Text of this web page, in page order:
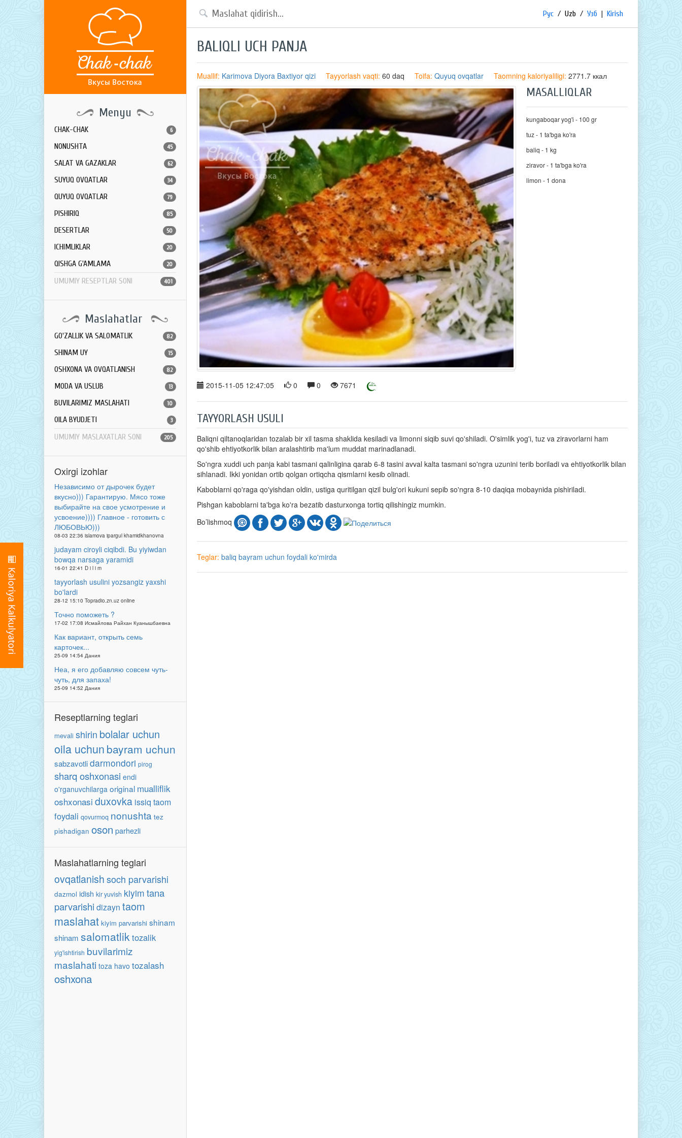
Menyu
CHAK-CHAK 6
NONUSHTA 45
SALAT VA GAZAKLAR 62
SUYUQ OVQATLAR 34
QUYUQ OVQATLAR 79
PISHIRIQ 85
DESERTLAR 50
ICHIMLIKLAR 20
QISHGA G'AMLAMA 20
UMUMIY RESEPTLAR SONI 401
Maslahatlar
GO'ZALLIK VA SALOMATLIK 82
SHINAM UY 15
OSHXONA VA OVQATLANISH 82
MODA VA USLUB 13
BUVILARIMIZ MASLAHATI 10
OILA BYUDJETI 3
UMUMIY MASLAXATLAR SONI 205
Oxirgi izohlar
Независимо от дырочек будет
вкусно))) Гарантирую. Мясо тоже
выбирайте на свое усмотрение и
усвоение)))) Главное - готовить с
ЛЮБОВЬЮ)))
08-03 22:36 islamova ipargul khamidkhanovna
judayam ciroyli ciqibdi. Bu yiyiwdan
bowqa narsaga yaramidi
16-01 22:41 D i l i m
tayyorlash usulini yozsangiz yaxshi
bo'lardi
28-12 15:10 Topradio.zn.uz online
Точно поможеть ?
17-02 17:08 Исмайлова Райхан Куанышбаевна
Как вариант, открыть семь
карточек...
25-09 14:54 Дания
Неа, я его добавляю совсем чуть-
чуть, для запаха!
25-09 14:52 Дания
Reseptlarning teglari
mevali shirin bolalar uchun
oila uchun bayram uchun
sabzavotlidarmondori pirog
sharq oshxonasi endi
o'rganuvchilarga original mualliflik
oshxonasi duxovka issiq taom
foydali qovurmoq nonushta tez
pishadigan oson parhezli
Maslahatlarning teglari
ovqatlanishsoch parvarishi
dazmol idish kir yuvish kiyim tana
parvarishi dizayn taom
maslahat kiyim parvarishi shinam
shinam salomatliktozalik
yig'ishtirish buvilarimiz
maslahati toza havo tozalash
oshxona
Рус / Uzb / Узб | Kirish
BALIQLI UCH PANJA
Muallif: Karimova Diyora Baxtiyor qizi Tayyorlash vaqti: 60 daq Toifa: Quyuq ovqatlar Taomning kaloriyaliligi: 2771.7 ккал
2015-11-05 12:47:05 0 0 7671
MASALLIQLAR
kungaboqar yog'i - 100 gr
tuz - 1 ta'bga ko'ra
baliq - 1 kg
ziravor - 1 ta'bga ko'ra
limon - 1 dona
TAYYORLASH USULI
Baliqni qiltanoqlaridan tozalab bir xil tasma shaklida kesiladi va limonni siqib suvi qo'shiladi. O'simlik yog'i, tuz va ziravorlarni ham
qo'shib ehtiyotkorlik bilan aralashtirib ma'lum muddat marinadlanadi.
So'ngra xuddi uch panja kabi tasmani qalinligina qarab 6-8 tasini avval kalta tasmani so'ngra uzunini terib boriladi va ehtiyotkorlik bilan
sihlanadi. Ikki yonidan ortib qolgan ortiqcha qismlarni kesib olinadi.
Kaboblarni qo'raga qo'yishdan oldin, ustiga quritilgan qizil bulg'ori kukuni sepib so'ngra 8-10 daqiqa mobaynida pishiriladi.
Pishgan kaboblarni ta'bga ko'ra bezatib dasturxonga tortiq qilishingiz mumkin.
Bo’lishmoq
Teglar: baliq bayram uchun foydali ko'mirda